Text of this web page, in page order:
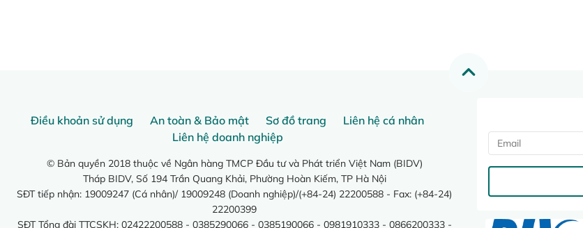
Điều khoản sử dụng An toàn & Bảo mật Sơ đồ trang
Liên hệ cá nhân
Liên hệ doanh nghiệp
© Bản quyền 2018 thuộc về Ngân hàng TMCP Đầu tư và Phát triển Việt Nam (BIDV)
Tháp BIDV, Số 194 Trần Quang Khải, Phường Hoàn Kiếm, TP Hà Nội
SĐT tiếp nhận: 19009247 (Cá nhân)/ 19009248 (Doanh nghiệp)/(+84-24) 22200588 - Fax: (+84-24)
22200399
SĐT Tổng đài TTCSKH: 02422200588 - 0385290066 - 0385190066 - 0981910333 - 0866200333 -